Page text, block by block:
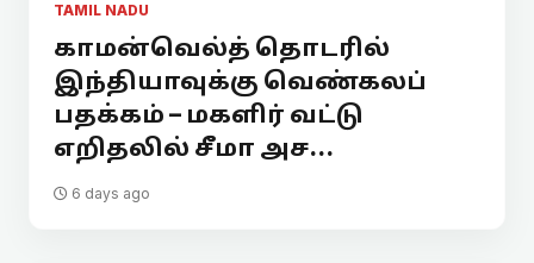
TAMIL NADU
காமன்வெல்த் தொடரில்
இந்தியாவுக்கு வெண்கலப்
பதக்கம் – மகளிர் வட்டு
எறிதலில் சீமா அச...
6 days ago